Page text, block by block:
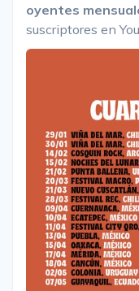
oyentes
suscriptores en